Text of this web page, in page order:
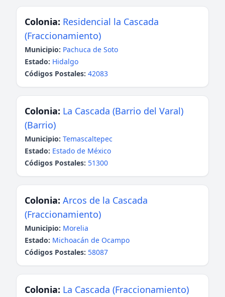
Colonia: Residencial la Cascada
(Fraccionamiento)
Municipio: Pachuca de Soto
Estado: Hidalgo
Códigos Postales: 42083
Colonia: La Cascada (Barrio del Varal)
(Barrio)
Municipio: Temascaltepec
Estado: Estado de México
Códigos Postales: 51300
Colonia: Arcos de la Cascada
(Fraccionamiento)
Municipio: Morelia
Estado: Michoacán de Ocampo
Códigos Postales: 58087
Colonia: La Cascada (Fraccionamiento)